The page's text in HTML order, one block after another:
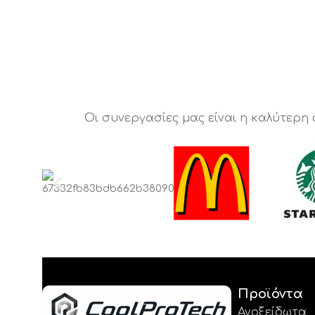
Οι συνεργασίες μας είναι η
Προϊόντα
Ανοξείδωτα